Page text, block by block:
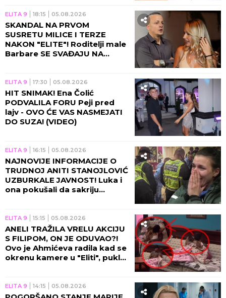
ELITA 9 18:15 05.08.2026
SKANDAL NA PRVOM
SUSRETU MILICE I TERZE
NAKON "ELITE"! Roditelji male
Barbare SE SVAĐAJU NA
ELITA 9 17:30 05.08.2026
HIT SNIMAK! Ena Čolić
PODVALILA FORU Peji pred
lajv - OVO ĆE VAS NASMEJATI
DO SUZA! (VIDEO)
ELITA 9 16:15 05.08.2026
NAJNOVIJE INFORMACIJE O
TRUDNOJ ANITI STANOJLOVIĆ
UZBURKALE JAVNOST! Luka i
ona pokušali da sakriju
ELITA 9 15:15 05.08.2026
ANELI TRAŽILA VRELU AKCIJU
S FILIPOM, ON JE ODUVAO?!
Ovo je Ahmićeva radila kad se
okrenu kamere u "Eliti", pukla
ELITA 9 14:15 05.08.2026